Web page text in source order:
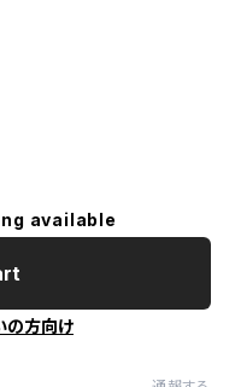
available
の方向け